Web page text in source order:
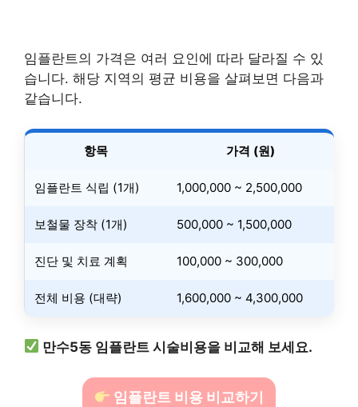
임플란트의 가격은 여러 요인에 따라 달라질 수 있
습니다. 해당 지역의 평균 비용을 살펴보면 다음과
같습니다.
항목 가격 (원)
임플란트 식립 (1개) 1,000,000 ~ 2,500,000
보철물 장착 (1개) 500,000 ~ 1,500,000
진단 및 치료 계획 100,000 ~ 300,000
전체 비용 (대략) 1,600,000 ~ 4,300,000
만수5동 임플란트 시술비용을 비교해 보세요.
임플란트 비용 비교하기